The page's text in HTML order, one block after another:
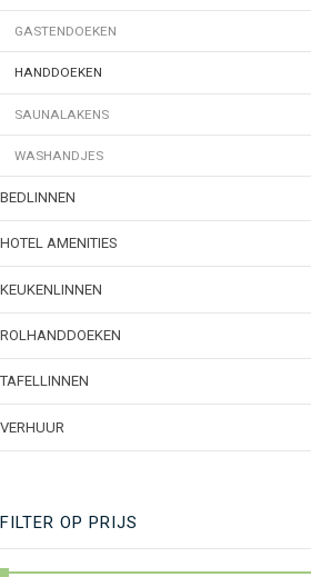
GASTENDOEKEN
HANDDOEKEN
SAUNALAKENS
WASHANDJES
BEDLINNEN
HOTEL AMENITIES
KEUKENLINNEN
ROLHANDDOEKEN
TAFELLINNEN
VERHUUR
FILTER OP PRIJS